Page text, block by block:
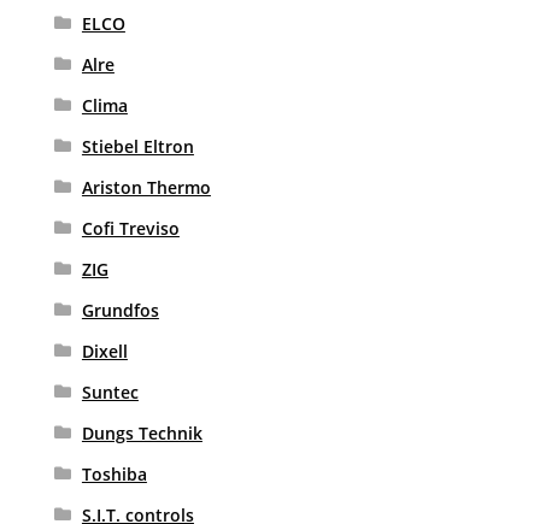
ELCO
Alre
Clima
Stiebel Eltron
Ariston Thermo
Cofi Treviso
ZIG
Grundfos
Dixell
Suntec
Dungs Technik
Toshiba
S.I.T. controls